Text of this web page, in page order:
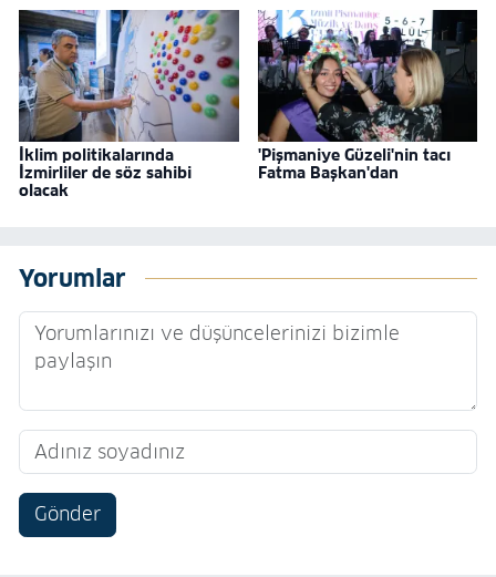
İklim politikalarında
İzmirliler de söz sahibi
olacak
'Pişmaniye Güzeli'nin tacı
Fatma Başkan'dan
Yorumlar
Gönder